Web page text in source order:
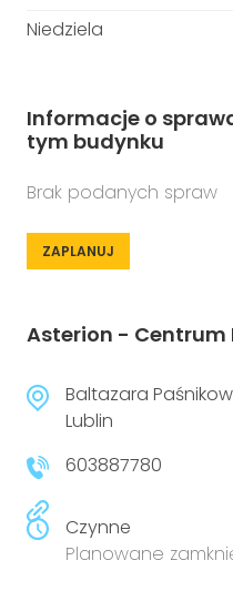
Niedziela
Informacje o
tym budynku
Brak podanych spraw
ZAPLANUJ
Asterion - Centrum
Baltazara
Lublin
603887780
Czynne
Planowane